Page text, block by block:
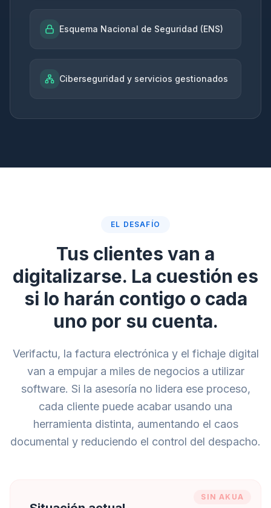
Esquema Nacional de Seguridad (ENS)
Ciberseguridad y servicios gestionados
EL DESAFÍO
Tus clientes van a
digitalizarse. La cuestión es
si lo harán contigo o cada
uno por su cuenta.
Verifactu, la factura electrónica y el fichaje digital
van a empujar a miles de negocios a utilizar
software. Si la asesoría no lidera ese proceso,
cada cliente puede acabar usando una
herramienta distinta, aumentando el caos
documental y reduciendo el control del despacho.
SIN AKUA